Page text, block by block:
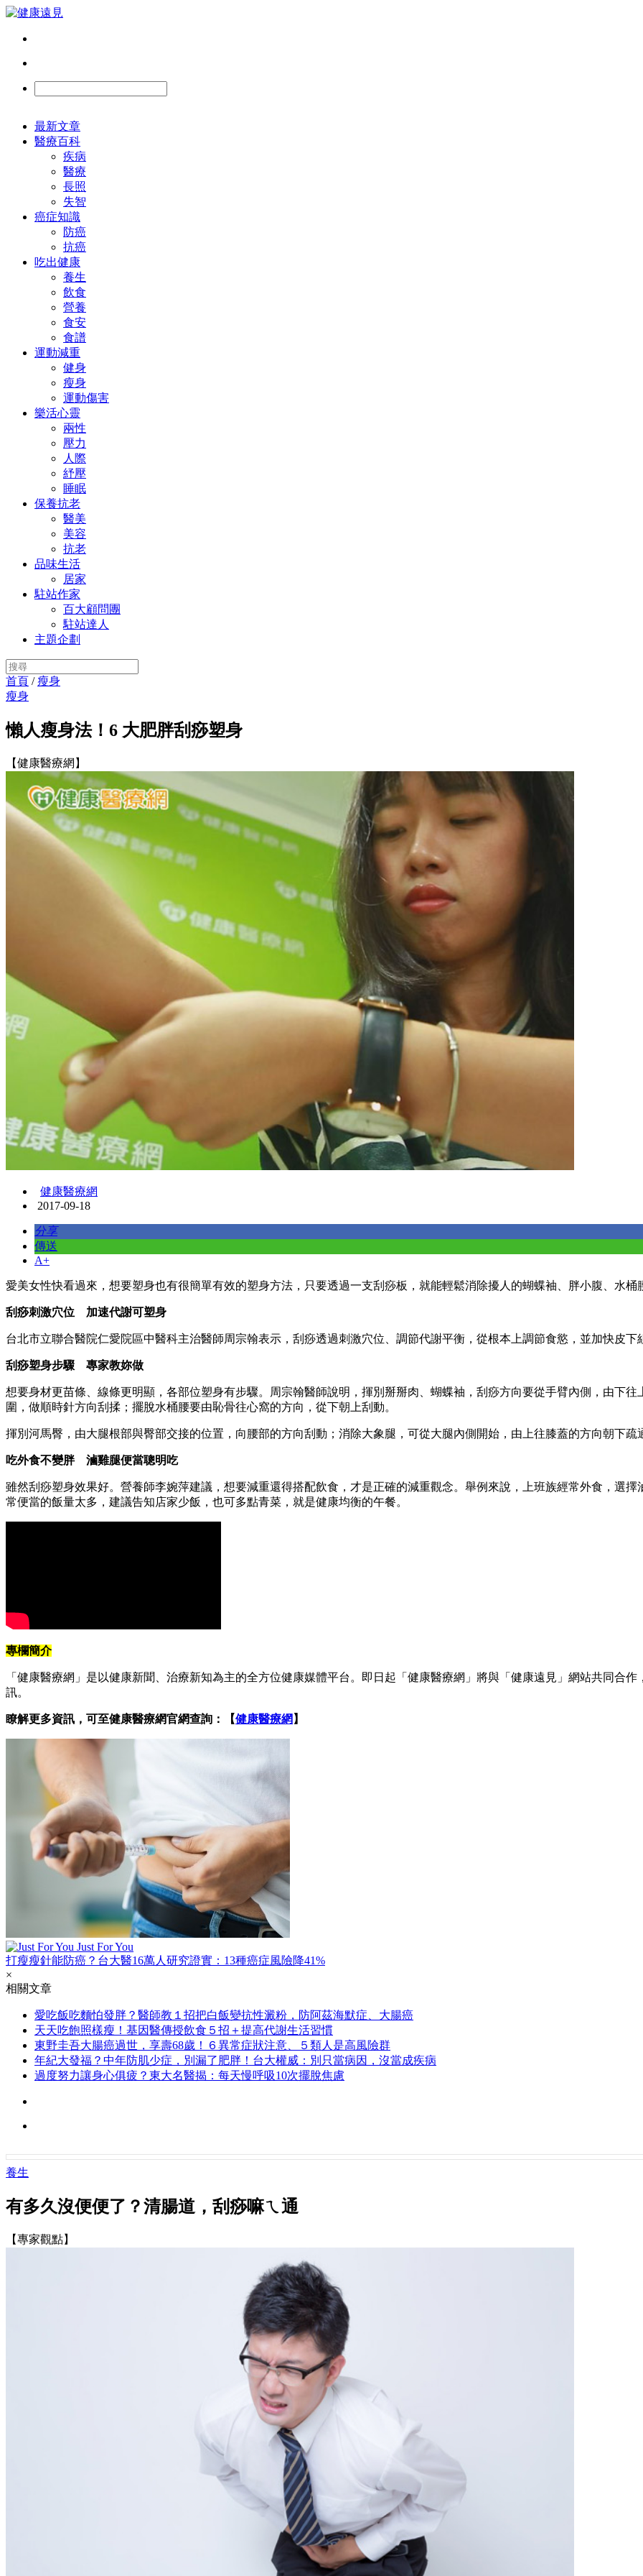
最新文章
醫療百科
疾病
醫療
長照
失智
癌症知識
防癌
抗癌
吃出健康
養生
飲食
營養
食安
食譜
運動減重
健身
瘦身
運動傷害
樂活心靈
兩性
壓力
人際
紓壓
睡眠
保養抗老
醫美
美容
抗老
品味生活
居家
駐站作家
百大顧問團
駐站達人
主題企劃
首頁 /瘦身
瘦身
懶人瘦身法！6 大肥胖刮痧塑身
【健康醫療網】
健康醫療網
2017-09-18
分享
傳送
A+
愛美女性快看過來，想要塑身也有很簡單有效的塑身方法，只要透過一支刮痧板，就能輕鬆消除擾人的蝴蝶袖、胖小腹、水桶
刮痧刺激穴位 加速代謝可塑身
台北市立聯合醫院仁愛院區中醫科主治醫師周宗翰表示，刮痧透過刺激穴位、調節代謝平衡，從根本上調節食慾，並加快皮下
刮痧塑身步驟 專家教妳做
想要身材更苗條、線條更明顯，各部位塑身有步驟。周宗翰醫師說明，揮別掰掰肉、蝴蝶袖，刮痧方向要從手臂內側，由下
圍，做順時針方向刮揉；擺脫水桶腰要由恥骨往心窩的方向，從下朝上刮動。
揮別河馬臀，由大腿根部與臀部交接的位置，向腰部的方向刮動；消除大象腿，可從大腿內側開始，由上往膝蓋的方向朝下疏
吃外食不變胖 滷雞腿便當聰明吃
雖然刮痧塑身效果好。營養師李婉萍建議，想要減重還得搭配飲食，才是正確的減重觀念。舉例來說，上班族經常外食，選
常便當的飯量太多，建議告知店家少飯，也可多點青菜，就是健康均衡的午餐。
專欄簡介
「健康醫療網」是以健康新聞、治療新知為主的全方位健康媒體平台。即日起「健康醫療網」將與「健康遠見」網站共同合
訊。
瞭解更多資訊，可至健康醫療網官網查詢：【健康醫療網 】
Just For You
打瘦瘦針能防癌？台大醫16萬人研究證實：13種癌症風險降41%
×
相關文章
愛吃飯吃麵怕發胖？醫師教１招把白飯變抗性澱粉，防阿茲海默症、大腸癌
天天吃飽照樣瘦！基因醫傳授飲食５招＋提高代謝生活習慣
東野圭吾大腸癌過世，享壽68歲！６異常症狀注意、５類人是高風險群
年紀大發福？中年防肌少症，別漏了肥胖！台大權威：別只當病因，沒當成疾病
過度努力讓身心俱疲？東大名醫揭：每天慢呼吸10次擺脫焦慮
養生
有多久沒便便了？清腸道，刮痧嘛ㄟ通
【專家觀點】